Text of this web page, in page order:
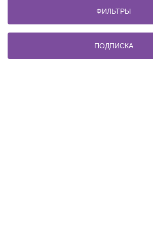
ФИЛЬТРЫ
ПОДПИСКА